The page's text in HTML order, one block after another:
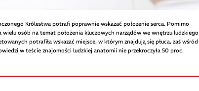
Królestwa potrafi poprawnie wskazać położenie serca. Pomimo
osób na temat położenia kluczowych narządów we wnętrzu ludzkiego
potrafiła wskazać miejsce, w którym znajdują się płuca, zaś wśród
w teście znajomości ludzkiej anatomii nie przekroczyła 50 proc.